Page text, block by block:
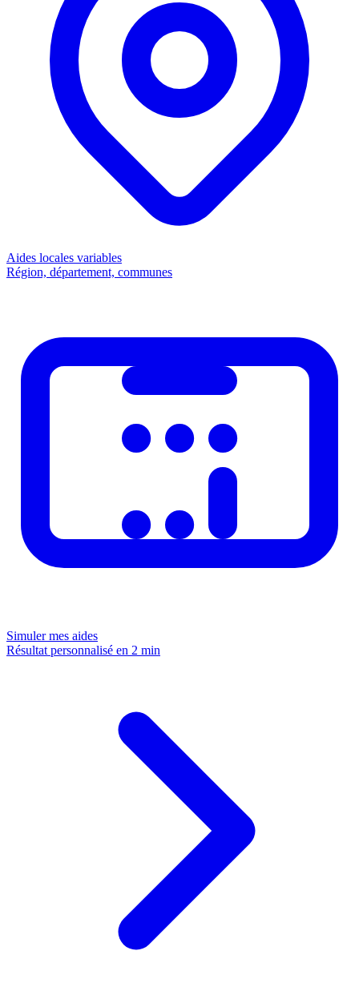
Aides locales variables
Région, département, communes
Simuler mes aides
Résultat personnalisé en 2 min